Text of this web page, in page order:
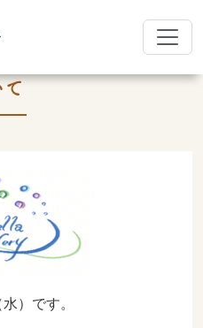
園 6月園庭開放につ
て
）です。